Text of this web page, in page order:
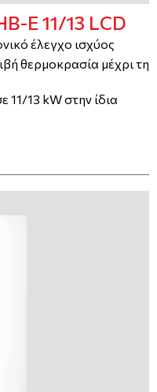
E 11/13 LCD
έλεγχο ισχύος
θερμοκρασία μέχρι τη
11/13 kW στην ίδια